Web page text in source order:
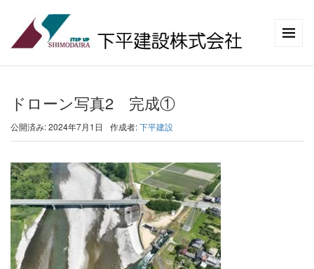
ドローン写真2 完成①
公開済み: 2024年7月1日 作成者:下平建設